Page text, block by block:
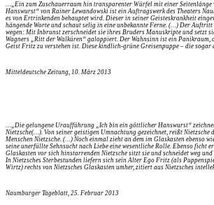
…„Ein zum Zuschauerraum hin transparenter Würfel mit einer
Hanswurst“ von Rainer Lewandowski ist ein Auftragswerk des Theaters
es von Ertrinkenden behauptet wird. Dieser in seiner Geisteskrankheit
hängende Worte und schaut selig in eine unbekannte Ferne. (…) Der
wegen: Mit Inbrunst zerschneidet sie ihres Bruders Manuskripte und setzt
Wagners „Ritt der Walküren“ galoppiert. Der Wahnsinn ist ein Panikraum,
Geist Fritz zu verstehen ist. Diese kindlich-grüne Greisenpuppe – die
Mitteldeutsche Zeitung, 10. März 2013
…„Die gelungene Uraufführung „Ich bin ein göttlicher Hanswurst“
Nietzsche(…). Von seiner geistigen Umnachtung gezeichnet, reißt
Menschen Nietzsche. (…) Noch einmal zieht an dem im Glaskasten ebenso
seine unerfüllte Sehnsucht nach Liebe eine wesentliche Rolle. Ebenso ficht
Glaskasten vor sich hinstarrenden Nietzsche sitzt sie und schneidet weg und
In Nietzsches Sterbestunden liefern sich sein Alter Ego Fritz (als
Wirtz) rechts von Nietzsches Glaskasten umher, zitiert aus Nietzsches
Naumburger Tageblatt, 25. Februar 2013